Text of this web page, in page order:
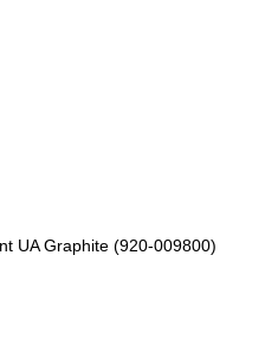
UA Graphite (920-009800)